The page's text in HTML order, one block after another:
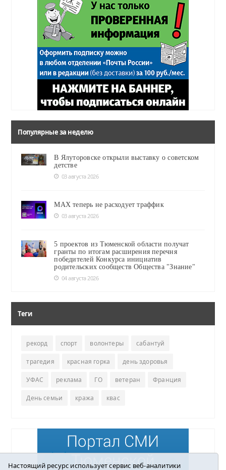
Популярные за неделю
В Ялуторовске открыли выставку о советском
детстве
03 августа 2026
MAX теперь не расходует траффик
03 августа 2026
5 проектов из Тюменской области получат
гранты по итогам расширения перечня
победителей Конкурса инициатив
родительских сообществ Общества "Знание"
04 августа 2026
Теги
рекорд спорт волонтеры сабантуй
трагедия красная горка день здоровья
УФАС реклама ГО ветеран Франция
День семьи кража квас
Настоящий ресурс использует сервис веб-аналитики